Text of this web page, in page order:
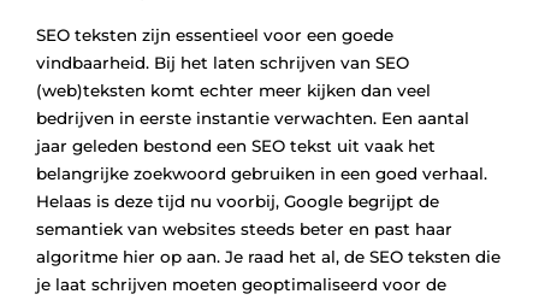
SEO teksten zijn essentieel voor een goede
vindbaarheid. Bij het laten schrijven van SEO
(web)teksten komt echter meer kijken dan veel
bedrijven in eerste instantie verwachten. Een aantal
jaar geleden bestond een SEO tekst uit vaak het
belangrijke zoekwoord gebruiken in een goed verhaal.
Helaas is deze tijd nu voorbij, Google begrijpt de
semantiek van websites steeds beter en past haar
algoritme hier op aan. Je raad het al, de SEO teksten die
je laat schrijven moeten geoptimaliseerd voor de